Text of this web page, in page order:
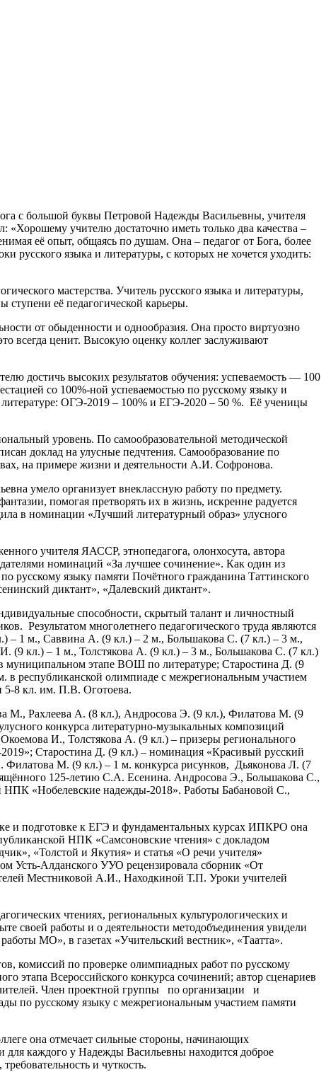
с большой буквы Петровой Надежды Васильевны, учителя
учителю достаточно иметь только два качества –
её опыт, общаясь по душам. Она – педагог от Бога, более
языка и литературы, с которых не хочется уходить:
мастерства. Учитель русского языка и литературы,
ступени её педагогической карьеры.
от обыденности и однообразия. Она просто виртуозно
всегда ценит. Высокую оценку коллег заслуживают
достичь высоких результатов обучения: успеваемость — 100
со 100%-ной успеваемостью по русскому языку и
ОГЭ-2019 – 100% и ЕГЭ-2020 – 50 %. Её ученицы
уровень. По самообразовательной методической
доклад на улусные педчтения. Самообразование по
на примере жизни и деятельности А.И. Софронова.
умело организует внеклассную работу по предмету.
помогая претворять их в жизнь, искренне радуется
в номинации «Лучший литературный образ» улусного
учителя ЯАССР, этнопедагога, олонхосута, автора
номинаций «За лучшее сочинение». Как один из
русскому языку памяти Почётного гражданина Таттинского
диктант», «Далевский диктант».
способности, скрытый талант и личностный
Результатом многолетнего педагогического труда являются
– 1 м., Саввина А. (9 кл.) – 2 м., Большакова С. (7 кл.) – 3 м.,
кл.) – 1 м., Толстякова А. (9 кл.) – 3 м., Большакова С. (7 кл.)
этапе ВОШ по литературе; Старостина Д. (9
олимпиаде с межрегиональным участием
5-8 кл. им. П.В. Оготоева.
М., Рахлеева А. (8 кл.), Андросова Э. (9 кл.), Филатова М. (9
конкурса литературно-музыкальных композиций
И., Толстякова А. (9 кл.) – призеры регионального
Старостина Д. (9 кл.) – номинация «Красивый русский
Филатова М. (9 кл.) – 1 м. конкурса рисунков, Дьяконова Л. (7
125-летию С.А. Есенина. Андросова Э., Большакова С.,
«Нобелевские надежды-2018». Работы Бабановой С.,
и подготовке к ЕГЭ и фундаментальных курсах ИПКРО она
НПК «Самсоновские чтения» с докладом
«Толстой и Якутия» и статья «О речи учителя»
Усть-Алданского УУО рецензировала сборник «От
Местниковой А.И., Находкиной Т.П. Уроки учителей
чтениях, региональных культурологических и
своей работы и о деятельности методобъединения увидели
МО», в газетах «Учительский вестник», «Таатта».
комиссий по проверке олимпиадных работ по русскому
этапа Всероссийского конкурса сочинений; автор сценариев
Член проектной группы по организации и
по русскому языку с межрегиональным участием памяти
она отмечает сильные стороны, начинающих
для каждого у Надежды Васильевны находится доброе
и чуткость.